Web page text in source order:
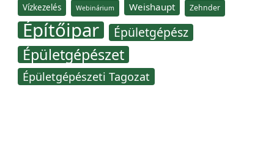
Vízkezelés Webinárium Weishaupt Zehnder
Építőipar Épületgépész
Épületgépészet
Épületgépészeti Tagozat